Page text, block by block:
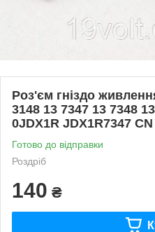
Роз'єм гніздо
3148 13 7347 13 7348
0JDX1R JDX1R7347
Готово до відправки
Роздріб
140 ₴